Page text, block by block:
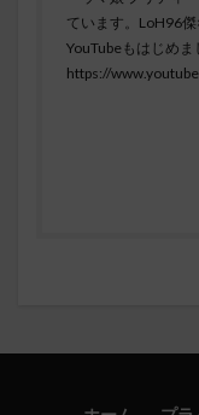
ています。LoH96
YouTubeもはじめま
https://